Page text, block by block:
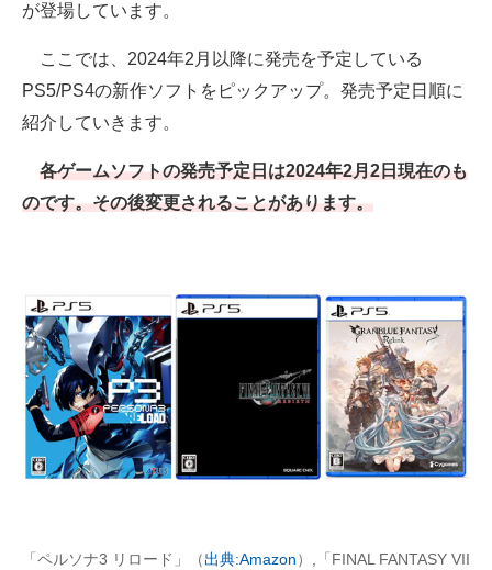
注目記事を集めた総合ページ
ITの今と未来を見通す
スマホと通信の最新トレンド
ビジネスと働き方のヒント
AI活用のいまが分かる
企業ITのトレンドを詳説
経営リーダーのコミュニティ
ITエンジニア向け専門サイト
が登場しています。
ここでは、2024年2月以降に発売を予定している
PS5/PS4の新作ソフトをピックアップ。発売予定日順に
紹介していきます。
各ゲームソフトの発売予定日は2024年2月2日現在のも
のです。その後変更されることがあります。
「ペルソナ3 リロード」（出典:Amazon）,「FINAL FANTASY VII